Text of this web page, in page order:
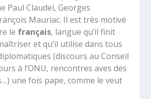
Paul Claudel, Georges
Mauriac. Il est très motivé
le français, langue qu’il finit
et qu’il utilise dans tous
(discours au Conseil
à l’ONU, rencontres aves des
une fois pape, comme le veut